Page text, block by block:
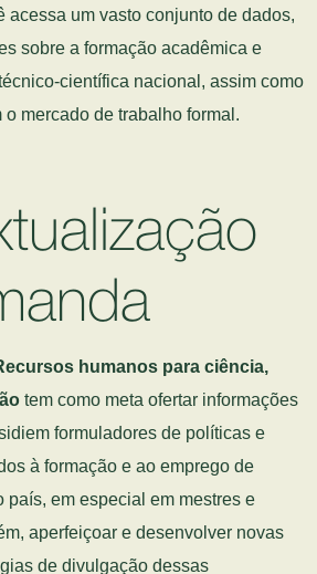
acessa um vasto conjunto de dados,
sobre a formação acadêmica e
científica nacional, assim como
mercado de trabalho formal.
humanos para ciência,
tem como meta ofertar informações
formuladores de políticas e
à formação e ao emprego de
país, em especial em mestres e
aperfeiçoar e desenvolver novas
de divulgação dessas